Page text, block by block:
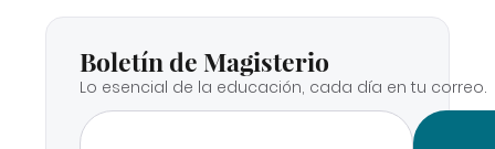
Boletín de Magisterio
Lo esencial de la educación, cada día en tu correo.